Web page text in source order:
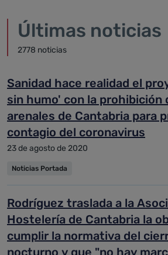
Últimas noticias
2778 noticias
Sanidad hace realidad el
sin humo' con la prohibición
arenales de Cantabria para
contagio del coronavirus
23 de agosto de 2020
Noticias Portada
Rodríguez traslada a la
Hostelería de Cantabria la
cumplir la normativa del
nocturno y que "no hay